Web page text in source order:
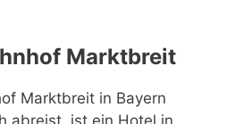
Marktbreit
Marktbreit in Bayern
abreist, ist ein Hotel in